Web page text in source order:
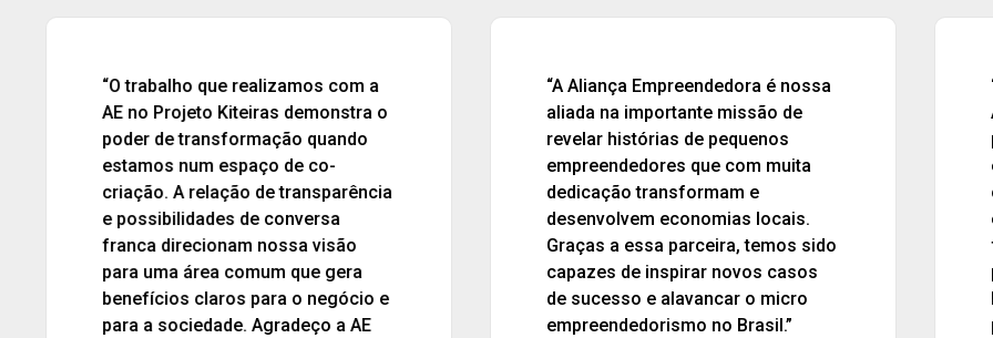
“A Aliança Empreendedora é nossa
aliada na importante missão de
revelar histórias de pequenos
empreendedores que com muita
dedicação transformam e
desenvolvem economias locais.
Graças a essa parceira, temos sido
capazes de inspirar novos casos
de sucesso e alavancar o micro
empreendedorismo no Brasil.”
“O trabalho que realizamos com a
AE no Projeto Kiteiras demonstra o
poder de transformação quando
estamos num espaço de co-
criação. A relação de transparência
e possibilidades de conversa
franca direcionam nossa visão
para uma área comum que gera
benefícios claros para o negócio e
para a sociedade. Agradeço a AE